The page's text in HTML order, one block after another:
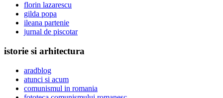
florin lazarescu
gilda popa
ileana partenie
jurnal de piscotar
istorie si arhitectura
aradblog
atunci si acum
comunismul in romania